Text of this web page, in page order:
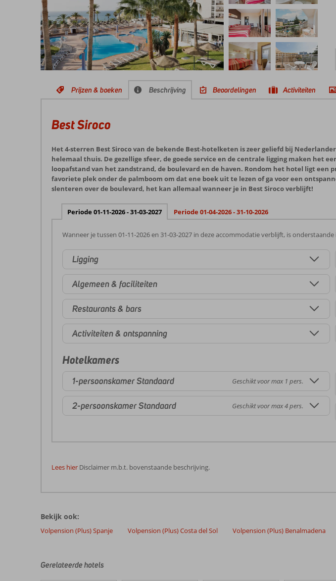
Prijzen & boeken Beschrijving Beoordelingen Activiteiten
Best Siroco
Het 4-sterren Best Siroco van de bekende Best-hotelketen is zeer geliefd bij
helemaal thuis. De gezellige sfeer, de goede service en de centrale ligging maken het
loopafstand van het zandstrand, de boulevard en de haven. Rondom het hotel ligt
favoriete plek onder de palmboom om dat ene boek uit te lezen of ga voor een
slenteren over de boulevard, het kan allemaal wanneer je in Best Siroco verblijft!
Periode 01-11-2026 - 31-03-2027 Periode 01-04-2026 - 31-10-2026
Wanneer je tussen 01-11-2026 en 31-03-2027 in deze accommodatie verblijft, is
Ligging
Algemeen & faciliteiten
Restaurants & bars
Activiteiten & ontspanning
Hotelkamers
1-persoonskamer Standaard Geschikt voor max 1 pers.
2-persoonskamer Standaard Geschikt voor max 4 pers.
Lees hier Disclaimer m.b.t. bovenstaande beschrijving.
door
onze
klanten
hun
Bekijk ook:
Volpension (Plus) Spanje Volpension (Plus) Costa del Sol Volpension (Plus) Benalmadena
Gerelateerde hotels